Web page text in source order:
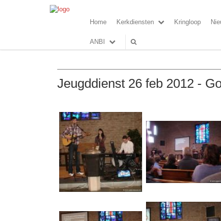
Home Kerkdiensten Kringloop
ANBI
Jeugddienst 26 feb 2012 -